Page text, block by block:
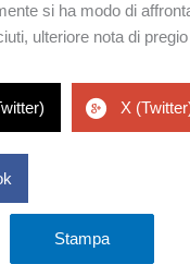
si ha modo di
ulteriore nota di
X
Stampa